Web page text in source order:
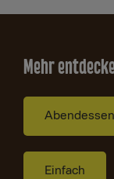
Mehr
Abendessen
Einfach